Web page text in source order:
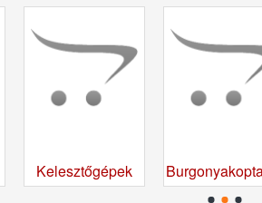
Kelesztőgépek